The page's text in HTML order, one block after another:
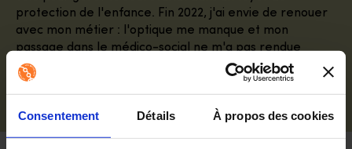
Consentement Détails À propos des cookies
protection de l'enfance. Fin 2022, j'ai envie de renouer
avec mon métier : l'optique me manque et mon
passage dans le médico-social ne m'a pas rendue
indifférente, alors j'ai rejoint Les Opticiens Mobiles,
pour allier l'optique et l'humain en proposant un service